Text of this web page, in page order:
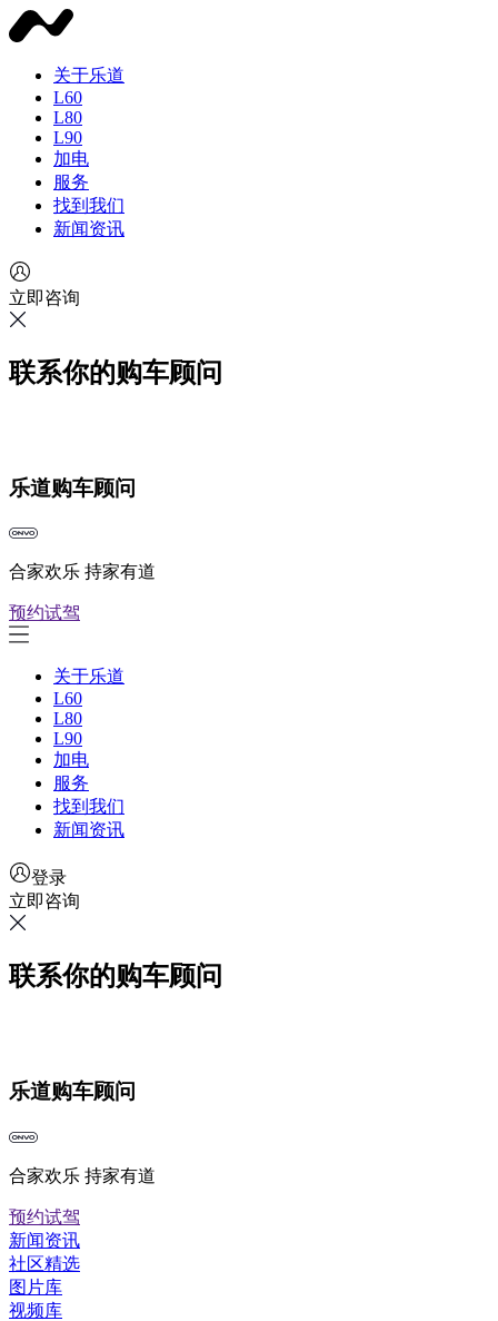
关于乐道
L60
L80
L90
加电
服务
找到我们
新闻资讯
立即咨询
联系你的购车顾问
乐道购车顾问
合家欢乐 持家有道
预约试驾
关于乐道
L60
L80
L90
加电
服务
找到我们
新闻资讯
登录
立即咨询
联系你的购车顾问
乐道购车顾问
合家欢乐 持家有道
预约试驾
新闻资讯
社区精选
图片库
视频库